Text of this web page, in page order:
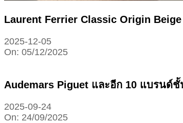
Laurent Ferrier Classic Origin Beige
2025-12-05
On: 05/12/2025
Audemars Piguet และอีก 10 แบรนด์
2025-09-24
On: 24/09/2025